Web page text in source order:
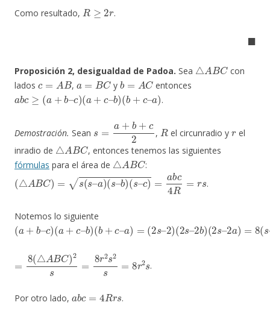
Como resultado, .
Proposición 2, desigualdad de Padoa. Sea
con
lados
c=AB
,
a=BC
y
b= AC
entonces
abc≥ (a+ b–c)( a+c –b)( b+c–a)
.
Demostración. Sean
+b+ c2
,
R
el circunradio y
el
inradio de
△ ABC
, entonces tenemos las siguientes
fórmulas para el área de
△ABC
:
(△ BC )= a)(s–b)(s–c)=abc4 rs
.
Notemos lo siguiente
(a+b–c)
(a+c–b)
(b+c–
a)=(2s–
2)(2s–
2b)(2s–
2a)=8(s–
c)(s–b)
(s–a)
(△ABC)2s= s2s=8
.
Por otro lado,
b Rrs
.